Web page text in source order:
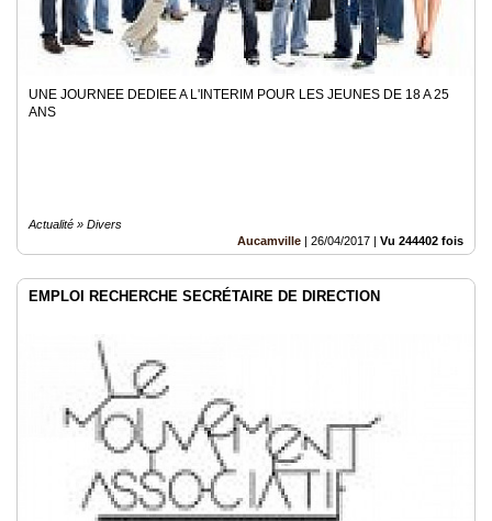
UNE JOURNEE DEDIEE A L'INTERIM POUR LES JEUNES DE 18 A 25
ANS
Actualité » Divers
Aucamville | 26/04/2017 | Vu 244402 fois
EMPLOI RECHERCHE SECRÉTAIRE DE DIRECTION